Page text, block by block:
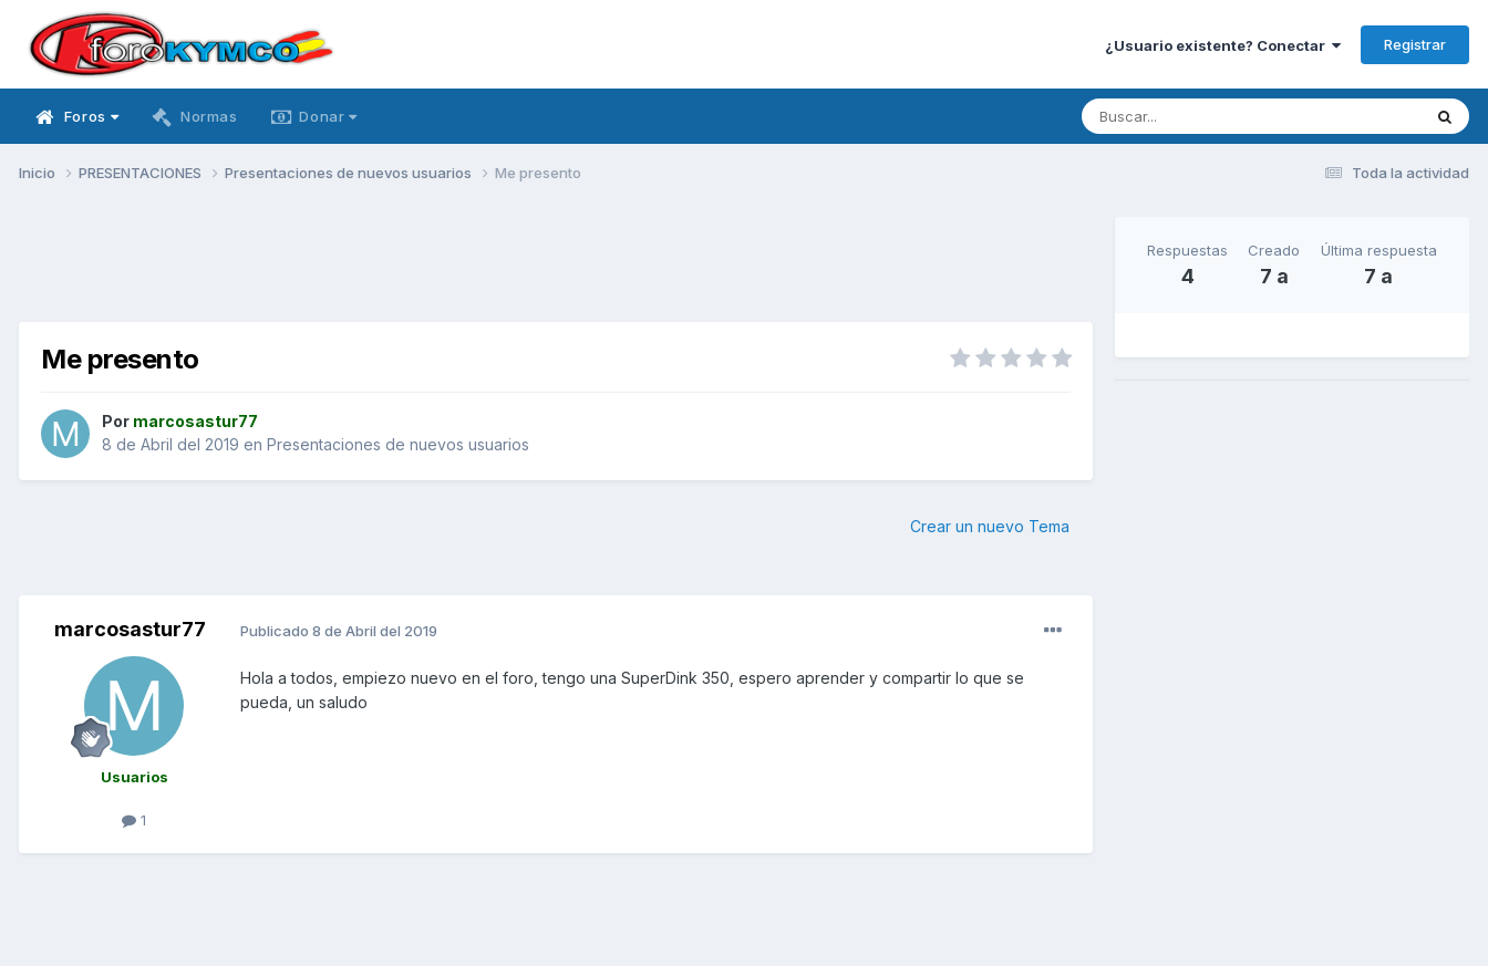
¿Usuario existente? Conectar Registrar
Foros Normas Donar
Toda la actividad
Inicio PRESENTACIONES Presentaciones de nuevos usuarios Me presento
Me presento
Por marcosastur77
8 de Abril del 2019 en Presentaciones de nuevos usuarios
Crear un nuevo Tema
marcosastur77
Usuarios
1
Publicado 8 de Abril del 2019
Hola a todos, empiezo nuevo en el foro, tengo una SuperDink 350, espero aprender y compartir lo que se
pueda, un saludo
Respuestas
4
Creado
7 a
Última respuesta
7 a